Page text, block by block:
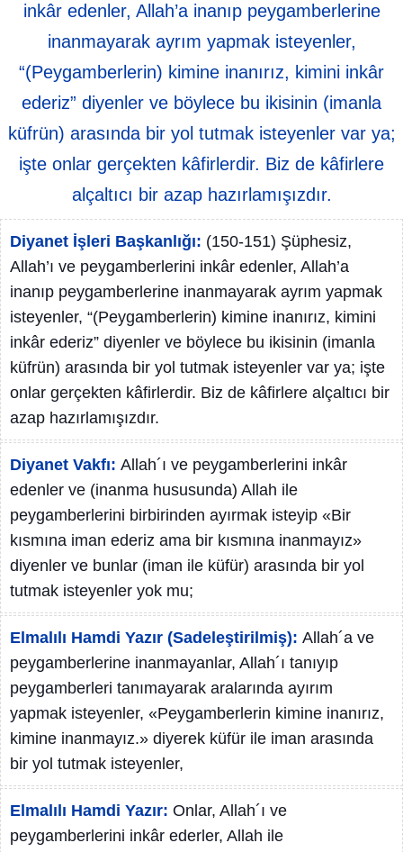
inkâr edenler, Allah’a inanıp peygamberlerine
inanmayarak ayrım yapmak isteyenler,
“(Peygamberlerin) kimine inanırız, kimini inkâr
ederiz” diyenler ve böylece bu ikisinin (imanla
küfrün) arasında bir yol tutmak isteyenler var ya;
işte onlar gerçekten kâfirlerdir. Biz de kâfirlere
alçaltıcı bir azap hazırlamışızdır.
Diyanet İşleri Başkanlığı: (150-151) Şüphesiz,
Allah’ı ve peygamberlerini inkâr edenler, Allah’a
inanıp peygamberlerine inanmayarak ayrım yapmak
isteyenler, “(Peygamberlerin) kimine inanırız, kimini
inkâr ederiz” diyenler ve böylece bu ikisinin (imanla
küfrün) arasında bir yol tutmak isteyenler var ya; işte
onlar gerçekten kâfirlerdir. Biz de kâfirlere alçaltıcı bir
azap hazırlamışızdır.
Diyanet Vakfı: Allah´ı ve peygamberlerini inkâr
edenler ve (inanma hususunda) Allah ile
peygamberlerini birbirinden ayırmak isteyip «Bir
kısmına iman ederiz ama bir kısmına inanmayız»
diyenler ve bunlar (iman ile küfür) arasında bir yol
tutmak isteyenler yok mu;
Elmalılı Hamdi Yazır (Sadeleştirilmiş): Allah´a ve
peygamberlerine inanmayanlar, Allah´ı tanıyıp
peygamberleri tanımayarak aralarında ayırım
yapmak isteyenler, «Peygamberlerin kimine inanırız,
kimine inanmayız.» diyerek küfür ile iman arasında
bir yol tutmak isteyenler,
Elmalılı Hamdi Yazır: Onlar, Allah´ı ve
peygamberlerini inkâr ederler, Allah ile